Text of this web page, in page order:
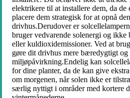
elektrikere til at installere dem, da
placere dem strategisk for at opnå
drivhus.Derudover er
bruger vedvarende solenergi og
eller kuldioxidemissioner. Ved at
gøre dit drivhus mere bæredygtigt og
miljøpåvirkning.Endelig kan
for dine planter, da de kan give
om morgenen, når solen ikke er
særlig nyttigt i områder med kortere